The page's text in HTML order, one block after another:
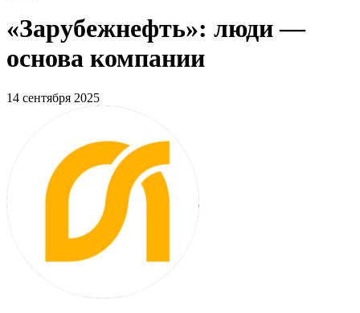
«Зарубежнефть»: люди —
основа компании
14 сентября 2025